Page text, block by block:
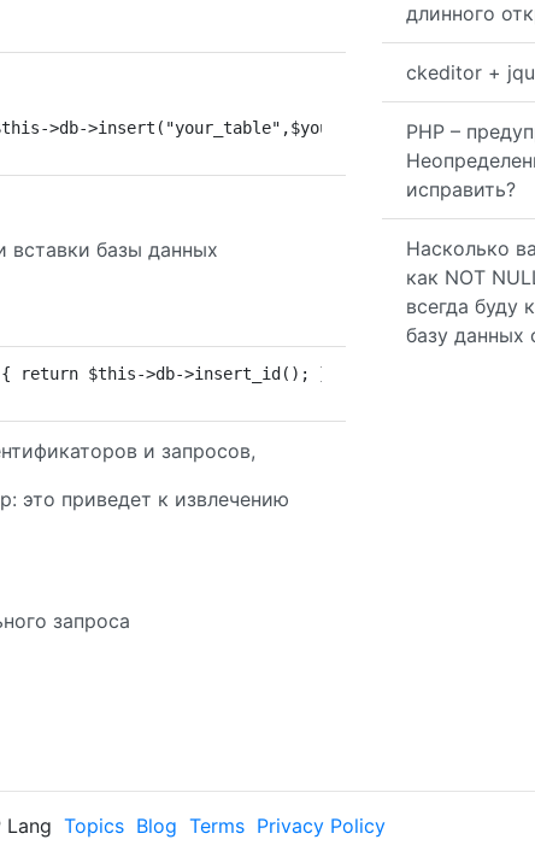
длинного
ckeditor +
PHP –
исправить?
Насколько
как NOT
всегда буду
базу
>db->insert("your_table",$your_data); $last_id
вставки базы данных
{ return $this->db->insert_id(); } return false
и запросов,
это приведет к извлечению
запроса
Topics Blog Terms Privacy Policy